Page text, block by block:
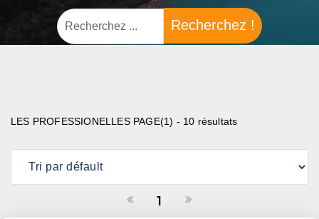
Recherchez !
LES PROFESSIONELLES PAGE(1) - 10 résultats
1